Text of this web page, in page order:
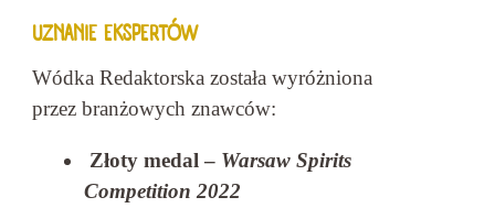
UZNANIE EKSPERTÓW
Wódka Redaktorska została wyróżniona
przez branżowych znawców:
Złoty medal – Warsaw Spirits
Competition 2022